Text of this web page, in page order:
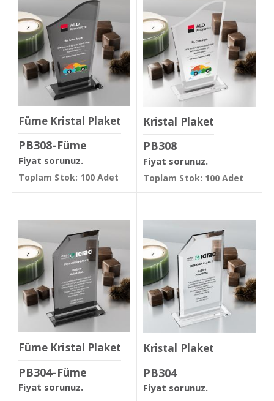
Füme Kristal Plaket
PB308-Füme
Fiyat sorunuz.
Toplam Stok: 100 Adet
Kristal Plaket
PB308
Fiyat sorunuz.
Toplam Stok: 100 Adet
Füme Kristal Plaket
PB304-Füme
Fiyat sorunuz.
Kristal Plaket
PB304
Fiyat sorunuz.